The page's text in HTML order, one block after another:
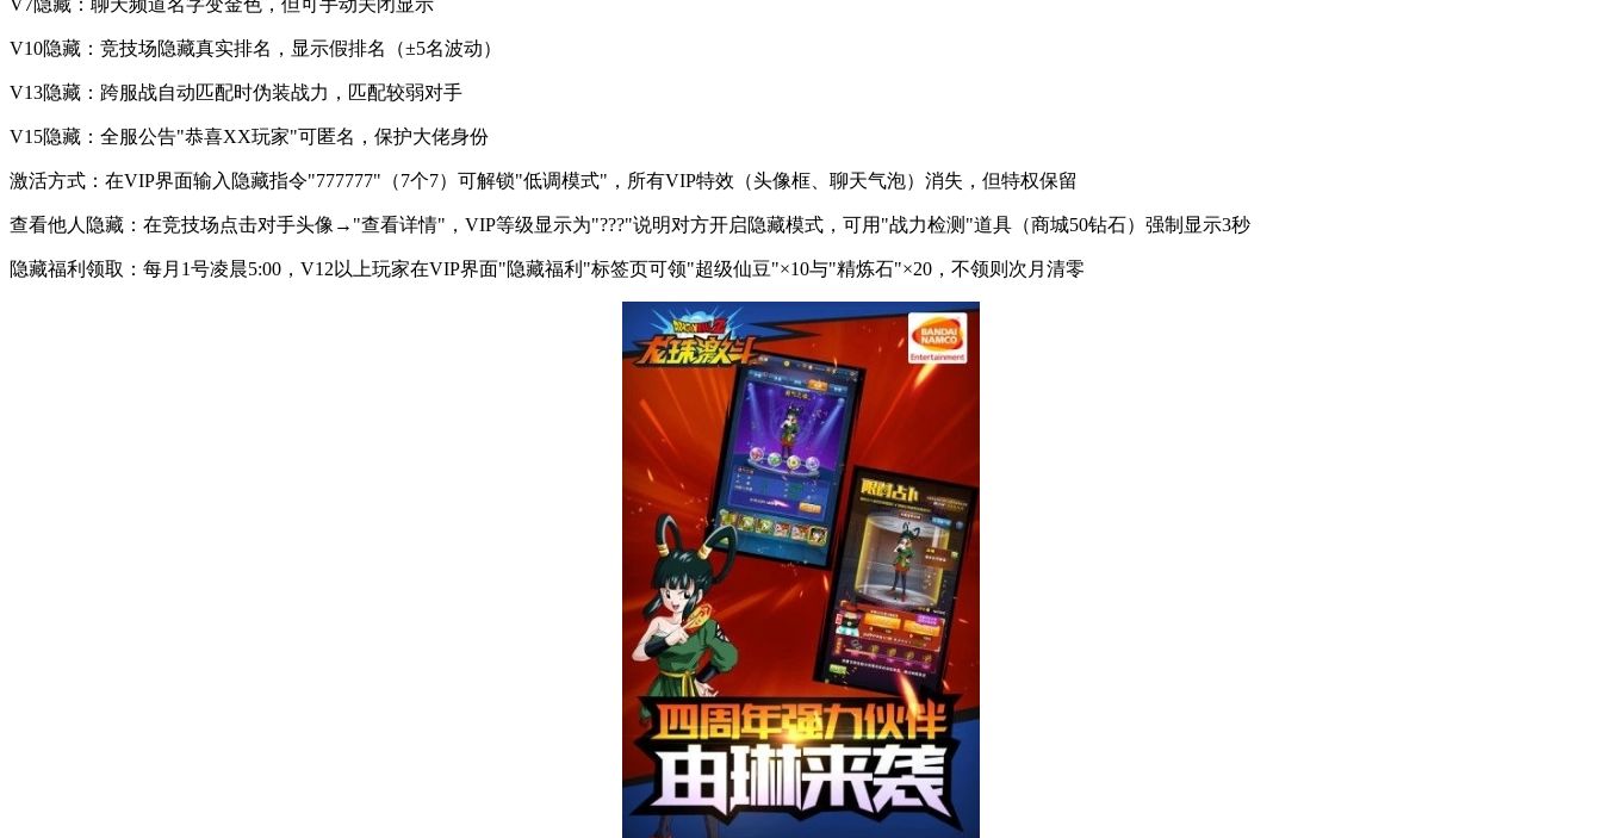
V10隐藏：竞技场隐藏真实排名，显示假排名（±5名波动）
V13隐藏：跨服战自动匹配时伪装战力，匹配较弱对手
V15隐藏：全服公告"恭喜XX玩家"可匿名，保护大佬身份
激活方式：在VIP界面输入隐藏指令"777777"（7个7）可解锁"低调模式"，所有VIP特效（头像框、聊天气泡）消失，但特权保留
查看他人隐藏：在竞技场点击对手头像→"查看详情"，VIP等级显示为"???"说明对方开启隐藏模式，可用"战力检测"道具（商城50钻石）强制显示3秒
隐藏福利领取：每月1号凌晨5:00，V12以上玩家在VIP界面"隐藏福利"标签页可领"超级仙豆"×10与"精炼石"×20，不领则次月清零